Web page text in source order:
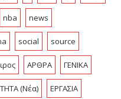
nba news
social source
ΑΡΘΡΑ ΓΕΝΙΚΑ
(Νέα) ΕΡΓΑΣΙΑ